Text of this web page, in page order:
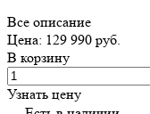
Все описание
Цена: 129 990 руб.
В корзину
Узнать цену